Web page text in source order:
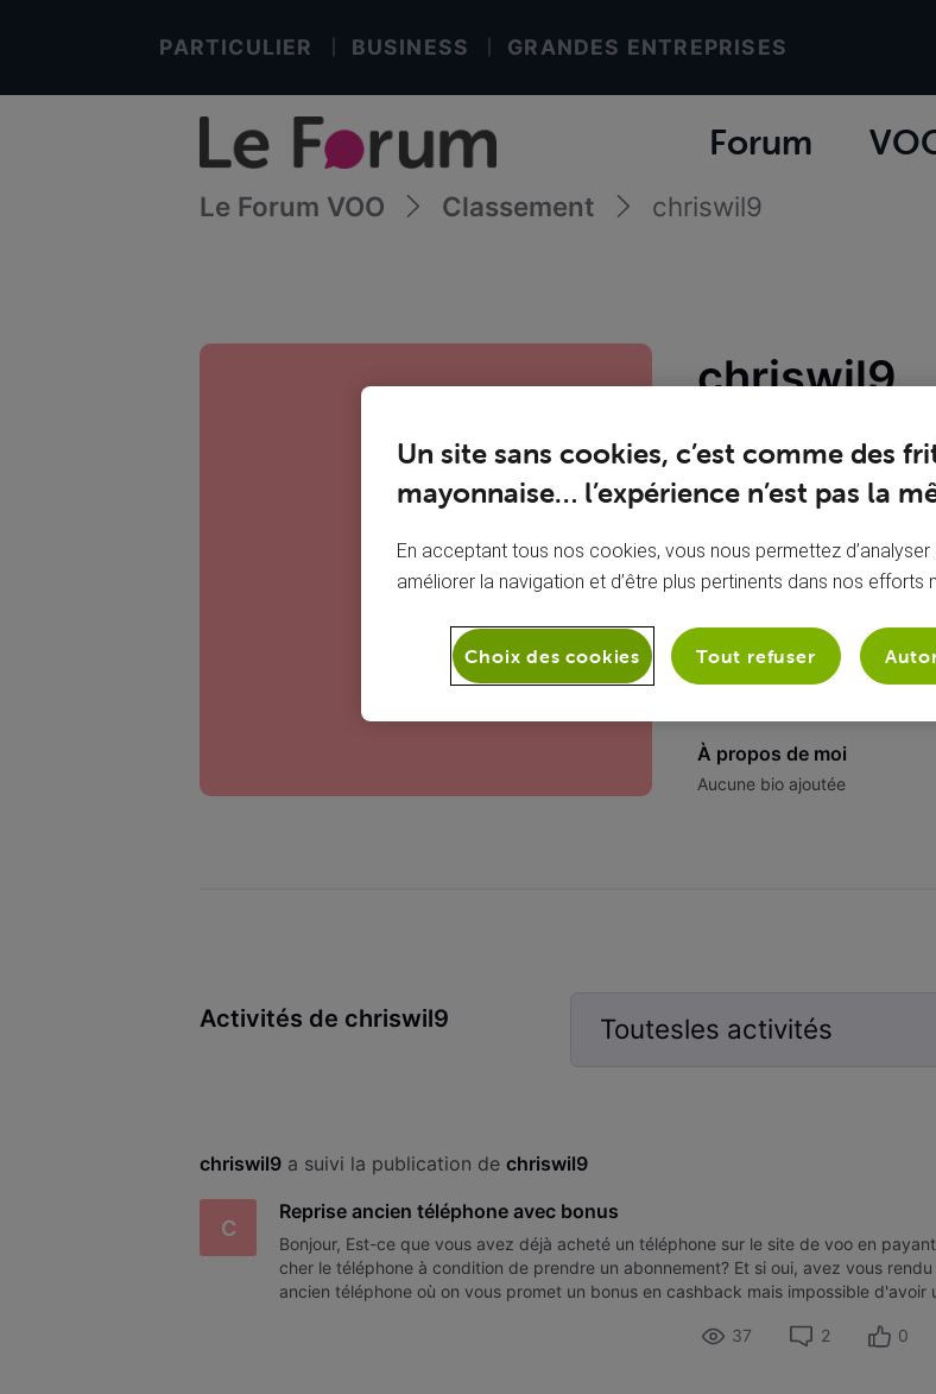
PARTICULIER BUSINESS GRANDES ENTREPRISES
Forum
Le Forum VOO Classement chriswil9
C
chriswil9
À propos de moi
Aucune bio ajoutée
Activités de chriswil9
Toutesles activités
chriswil9 a suivi la publication de chriswil9
C
Reprise ancien téléphone avec bonus
Bonjour, Est-ce que vous avez déjà acheté un téléphone sur le site de voo en
cher le téléphone à condition de prendre un abonnement? Et si oui, avez vous
ancien téléphone où on vous promet un bonus en cashback mais impossible d'avoir
37
2 0
Un site sans cookies, c’est comme des
mayonnaise… l’expérience n’est pas la
En acceptant tous nos cookies, vous nous permettez d’analyser
améliorer la navigation et d’être plus pertinents dans nos efforts
Tout refuser
Choix des cookies